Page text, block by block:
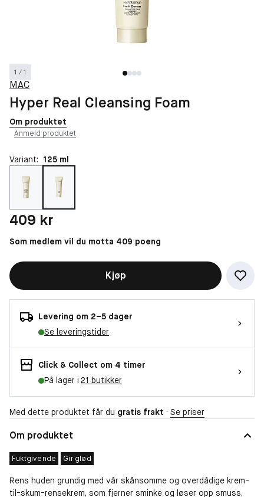
1 / 1
MAC
Hyper Real Cleansing Foam
Om produktet
Anmeld produktet
Variant: 125 ml
Pris: 409 kr
409 kr
Som medlem vil du motta 409 poeng
Kjøp
Levering om 2–5 dager
Se leveringstider
Click & Collect om 4 timer
På lager i 21 butikker
Med dette produktet får du gratis frakt · Se priser
Om produktet
Fuktgivende Gir glød
Rens huden grundig med vår skånsomme og overdådige krem-
til-skum-rensekrem, som fjerner sminke og løser opp smuss,